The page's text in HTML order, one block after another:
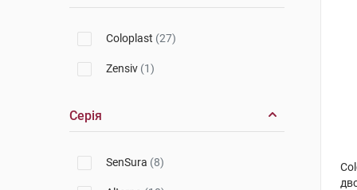
Coloplast (27)
Zensiv (1)
Серія
SenSura (8)